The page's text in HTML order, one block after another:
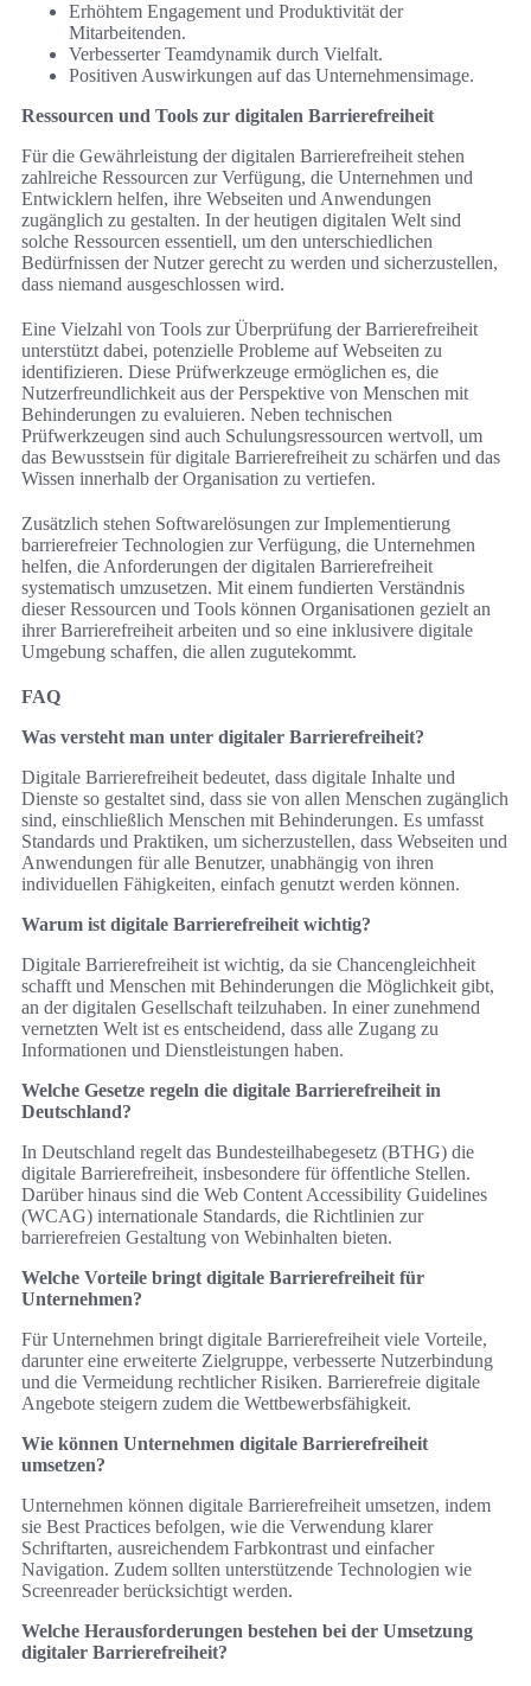
Erhöhtem Engagement und Produktivität der
Mitarbeitenden.
Verbesserter Teamdynamik durch Vielfalt.
Positiven Auswirkungen auf das Unternehmensimage.
Ressourcen und Tools zur digitalen Barrierefreiheit
Für die Gewährleistung der digitalen Barrierefreiheit stehen
zahlreiche Ressourcen zur Verfügung, die Unternehmen und
Entwicklern helfen, ihre Webseiten und Anwendungen
zugänglich zu gestalten. In der heutigen digitalen Welt sind
solche Ressourcen essentiell, um den unterschiedlichen
Bedürfnissen der Nutzer gerecht zu werden und sicherzustellen,
dass niemand ausgeschlossen wird.
Eine Vielzahl von Tools zur Überprüfung der Barrierefreiheit
unterstützt dabei, potenzielle Probleme auf Webseiten zu
identifizieren. Diese Prüfwerkzeuge ermöglichen es, die
Nutzerfreundlichkeit aus der Perspektive von Menschen mit
Behinderungen zu evaluieren. Neben technischen
Prüfwerkzeugen sind auch Schulungsressourcen wertvoll, um
das Bewusstsein für digitale Barrierefreiheit zu schärfen und das
Wissen innerhalb der Organisation zu vertiefen.
Zusätzlich stehen Softwarelösungen zur Implementierung
barrierefreier Technologien zur Verfügung, die Unternehmen
helfen, die Anforderungen der digitalen Barrierefreiheit
systematisch umzusetzen. Mit einem fundierten Verständnis
dieser Ressourcen und Tools können Organisationen gezielt an
ihrer Barrierefreiheit arbeiten und so eine inklusivere digitale
Umgebung schaffen, die allen zugutekommt.
FAQ
Was versteht man unter digitaler Barrierefreiheit?
Digitale Barrierefreiheit bedeutet, dass digitale Inhalte und
Dienste so gestaltet sind, dass sie von allen Menschen zugänglich
sind, einschließlich Menschen mit Behinderungen. Es umfasst
Standards und Praktiken, um sicherzustellen, dass Webseiten und
Anwendungen für alle Benutzer, unabhängig von ihren
individuellen Fähigkeiten, einfach genutzt werden können.
Warum ist digitale Barrierefreiheit wichtig?
Digitale Barrierefreiheit ist wichtig, da sie Chancengleichheit
schafft und Menschen mit Behinderungen die Möglichkeit gibt,
an der digitalen Gesellschaft teilzuhaben. In einer zunehmend
vernetzten Welt ist es entscheidend, dass alle Zugang zu
Informationen und Dienstleistungen haben.
Welche Gesetze regeln die digitale Barrierefreiheit in
Deutschland?
In Deutschland regelt das Bundesteilhabegesetz (BTHG) die
digitale Barrierefreiheit, insbesondere für öffentliche Stellen.
Darüber hinaus sind die Web Content Accessibility Guidelines
(WCAG) internationale Standards, die Richtlinien zur
barrierefreien Gestaltung von Webinhalten bieten.
Welche Vorteile bringt digitale Barrierefreiheit für
Unternehmen?
Für Unternehmen bringt digitale Barrierefreiheit viele Vorteile,
darunter eine erweiterte Zielgruppe, verbesserte Nutzerbindung
und die Vermeidung rechtlicher Risiken. Barrierefreie digitale
Angebote steigern zudem die Wettbewerbsfähigkeit.
Wie können Unternehmen digitale Barrierefreiheit
umsetzen?
Unternehmen können digitale Barrierefreiheit umsetzen, indem
sie Best Practices befolgen, wie die Verwendung klarer
Schriftarten, ausreichendem Farbkontrast und einfacher
Navigation. Zudem sollten unterstützende Technologien wie
Screenreader berücksichtigt werden.
Welche Herausforderungen bestehen bei der Umsetzung
digitaler Barrierefreiheit?